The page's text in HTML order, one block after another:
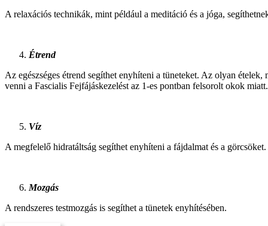
A relaxációs technikák, mint például a meditáció és a jóga,
Étrend
Az egészséges étrend segíthet enyhíteni a tüneteket. Az olyan
venni a Fascialis Fejfájáskezelést az 1-es pontban felsorolt okok
Víz
A megfelelő hidratáltság segíthet enyhíteni a fájdalmat és a görcsöket.
Mozgás
A rendszeres testmozgás is segíthet a tünetek enyhítésében.